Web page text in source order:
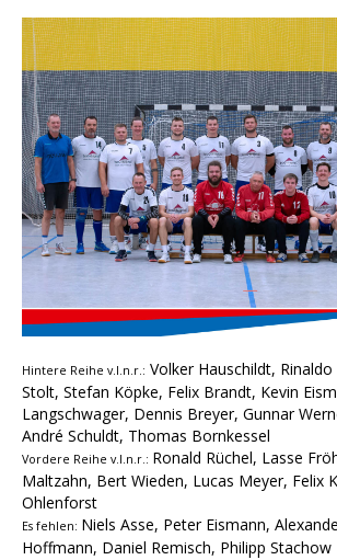
Hintere Reihe v.l.n.r.: Volker Hauschildt,
Stolt, Stefan Köpke, Felix Brandt, Kevin
Langschwager, Dennis Breyer, Gunnar
André Schuldt, Thomas Bornkessel
Vordere Reihe v.l.n.r.: Ronald Rüchel, Lasse
Maltzahn, Bert Wieden, Lucas Meyer, Felix
Ohlenforst
Es fehlen: Niels Asse, Peter Eismann,
Hoffmann, Daniel Remisch, Philipp Stachow